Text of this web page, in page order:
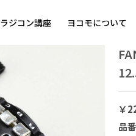
ラジコン講座 ヨコモについて
￥
品